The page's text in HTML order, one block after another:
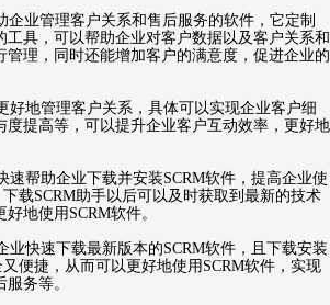
企业管理客户关系和售后服务的软件，它定制
工具，可以帮助企业对客户数据以及客户关系和
管理，同时还能增加客户的满意度，促进企业的
好地管理客户关系，具体可以实现企业客户细
度提高等，可以提升企业客户互动效率，更好地
速帮助企业下载并安装SCRM软件，提高企业使
载SCRM助手以后可以及时获取到最新的技术
地使用SCRM软件。
业快速下载最新版本的SCRM软件，且下载安装
便捷，从而可以更好地使用SCRM软件，实现
务等。